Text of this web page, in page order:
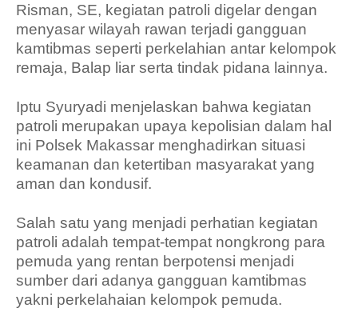
Risman, SE, kegiatan patroli digelar dengan
menyasar wilayah rawan terjadi gangguan
kamtibmas seperti perkelahian antar kelompok
remaja, Balap liar serta tindak pidana lainnya.
Iptu Syuryadi menjelaskan bahwa kegiatan
patroli merupakan upaya kepolisian dalam hal
ini Polsek Makassar menghadirkan situasi
keamanan dan ketertiban masyarakat yang
aman dan kondusif.
Salah satu yang menjadi perhatian kegiatan
patroli adalah tempat-tempat nongkrong para
pemuda yang rentan berpotensi menjadi
sumber dari adanya gangguan kamtibmas
yakni perkelahaian kelompok pemuda.